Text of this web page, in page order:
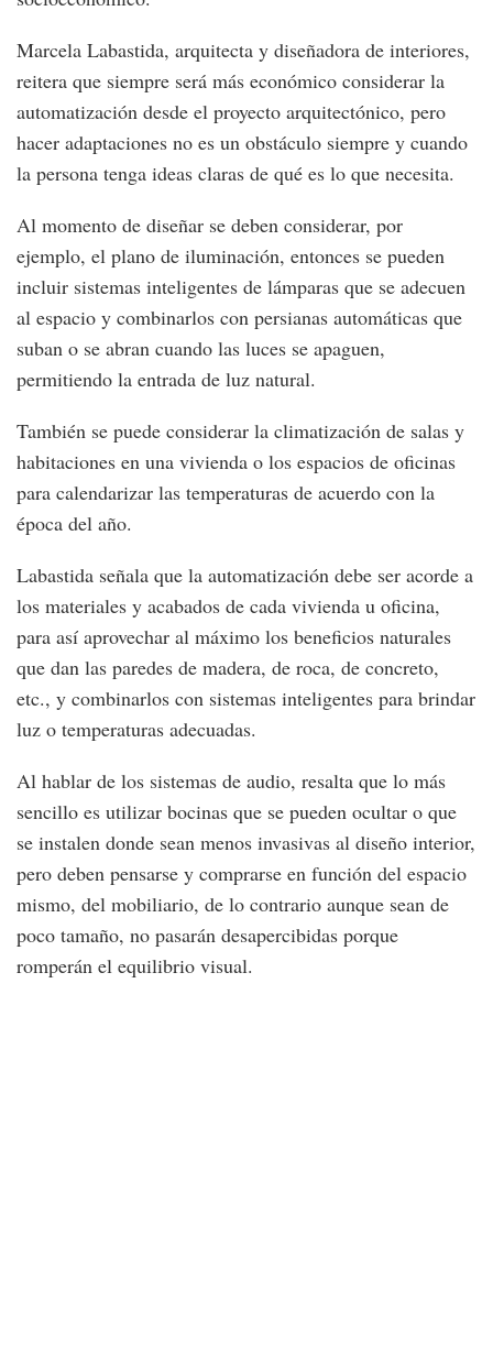
Marcela Labastida, arquitecta y diseñadora de interiores,
reitera que siempre será más económico considerar la
automatización desde el proyecto arquitectónico, pero
hacer adaptaciones no es un obstáculo siempre y cuando
la persona tenga ideas claras de qué es lo que necesita.
Al momento de diseñar se deben considerar, por
ejemplo, el plano de iluminación, entonces se pueden
incluir sistemas inteligentes de lámparas que se adecuen
al espacio y combinarlos con persianas automáticas que
suban o se abran cuando las luces se apaguen,
permitiendo la entrada de luz natural.
También se puede considerar la climatización de salas y
habitaciones en una vivienda o los espacios de oficinas
para calendarizar las temperaturas de acuerdo con la
época del año.
Labastida señala que la automatización debe ser acorde a
los materiales y acabados de cada vivienda u oficina,
para así aprovechar al máximo los beneficios naturales
que dan las paredes de madera, de roca, de concreto,
etc., y combinarlos con sistemas inteligentes para brindar
luz o temperaturas adecuadas.
Al hablar de los sistemas de audio, resalta que lo más
sencillo es utilizar bocinas que se pueden ocultar o que
se instalen donde sean menos invasivas al diseño interior,
pero deben pensarse y comprarse en función del espacio
mismo, del mobiliario, de lo contrario aunque sean de
poco tamaño, no pasarán desapercibidas porque
romperán el equilibrio visual.